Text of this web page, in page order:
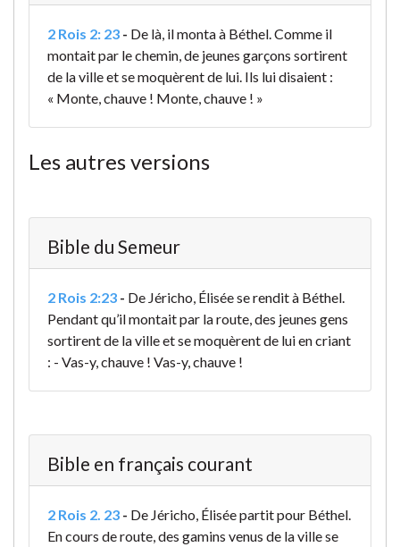
2 Rois 2: 23 - De là, il monta à Béthel. Comme il
montait par le chemin, de jeunes garçons sortirent
de la ville et se moquèrent de lui. Ils lui disaient :
« Monte, chauve ! Monte, chauve ! »
Les autres versions
Bible du Semeur
2 Rois 2:23 - De Jéricho, Élisée se rendit à Béthel.
Pendant qu’il montait par la route, des jeunes gens
sortirent de la ville et se moquèrent de lui en criant
: - Vas-y, chauve ! Vas-y, chauve !
Bible en français courant
2 Rois 2. 23 - De Jéricho, Élisée partit pour Béthel.
En cours de route, des gamins venus de la ville se